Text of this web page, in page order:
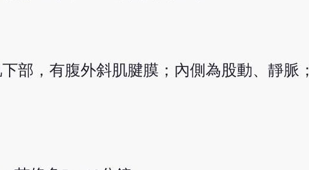
部，有腹外斜肌腱膜；內側為股動、靜脈；